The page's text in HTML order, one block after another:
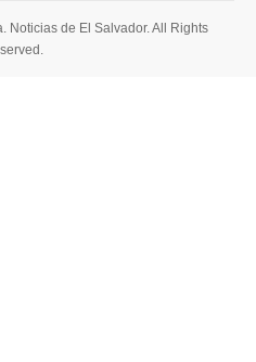
Noticias de El Salvador. All Rights